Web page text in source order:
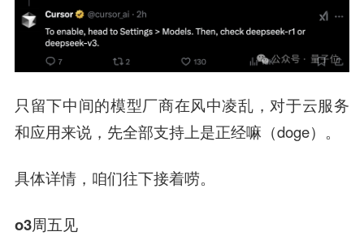
只留下中间的模型厂商在风中凌乱，对于云服务
和应用来说，先全部支持上是正经嘛（doge）。
具体详情，咱们往下接着唠。
o3周五见